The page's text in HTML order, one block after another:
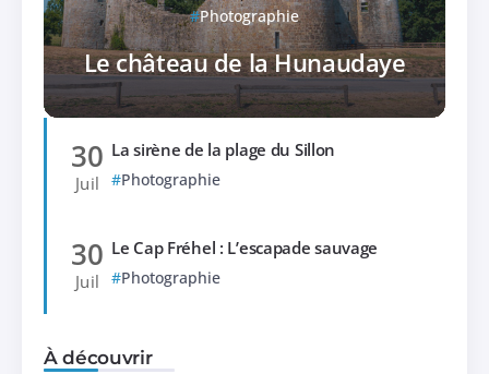
Photographie
Le château de la Hunaudaye
30
Juil
La sirène de la plage du Sillon
Photographie
30
Juil
Le Cap Fréhel : L’escapade sauvage
Photographie
À découvrir